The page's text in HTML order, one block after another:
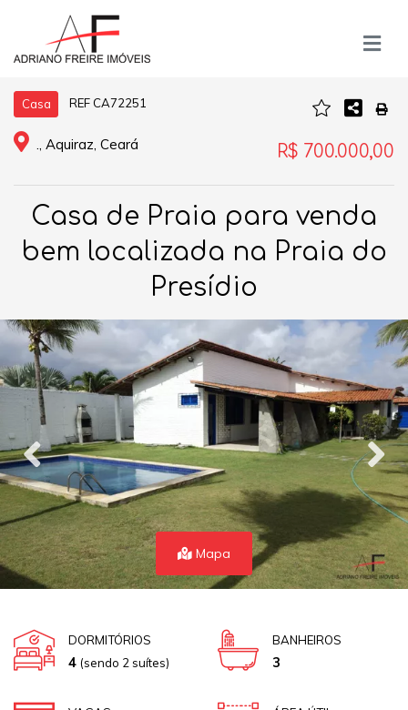
Casa REF CA72251
., Aquiraz, Ceará R$ 700.000,00
Casa de Praia para venda
bem localizada na Praia do
Presídio
Mapa
DORMITÓRIOS
4 (sendo 2 suítes)
BANHEIROS
3